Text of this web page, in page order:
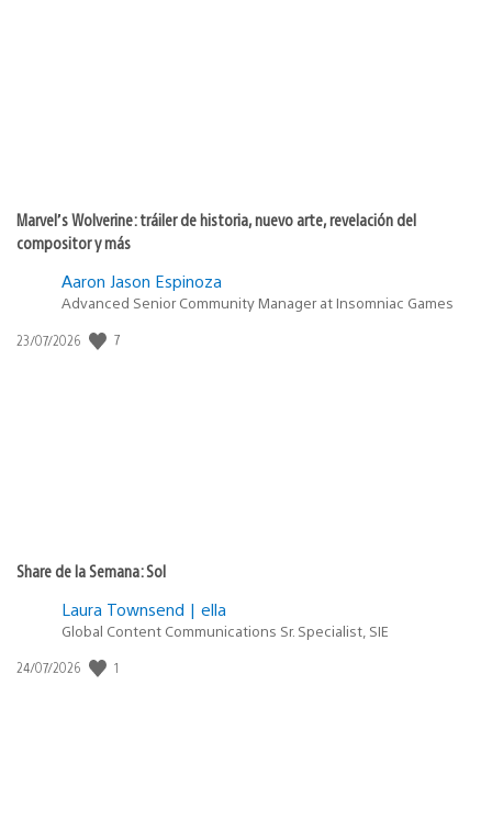
Marvel’s Wolverine: tráiler de historia, nuevo arte, revelación del
compositor y más
Aaron Jason Espinoza
Advanced Senior Community Manager at Insomniac Games
Fecha
23/07/2026 7
Share de la Semana: Sol
Laura Townsend | ella
Global Content Communications Sr. Specialist, SIE
Fecha
24/07/2026 1